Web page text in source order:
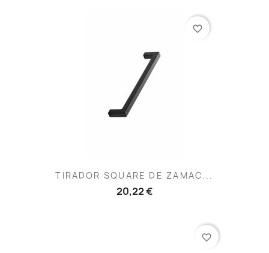
TIRADOR SQUARE DE ZAMAC...
20,22 €
favorite_border
favorite_border